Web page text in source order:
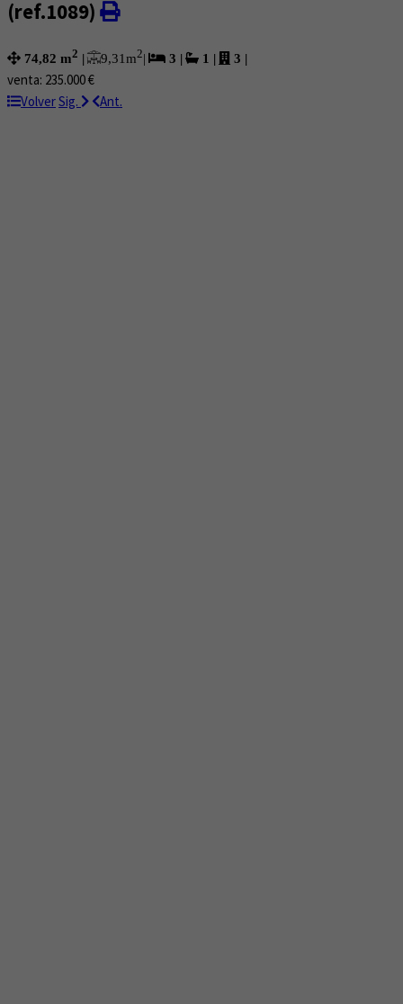
(ref.1089)
74,82 m2 | 9,31 m2| 3 | 1 | 3 |
venta: 235.000 €
VolverSig. Ant.